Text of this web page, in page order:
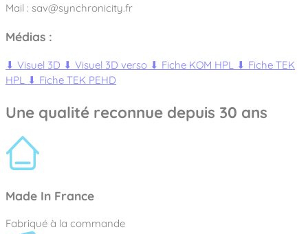
Mail : sav@synchronicity.fr
Médias :
⬇ Visuel 3D ⬇ Visuel 3D verso ⬇ Fiche KOM HPL ⬇ Fiche TEK
HPL ⬇ Fiche TEK PEHD
Une qualité reconnue depuis 30 ans
Made In France
Fabriqué à la commande